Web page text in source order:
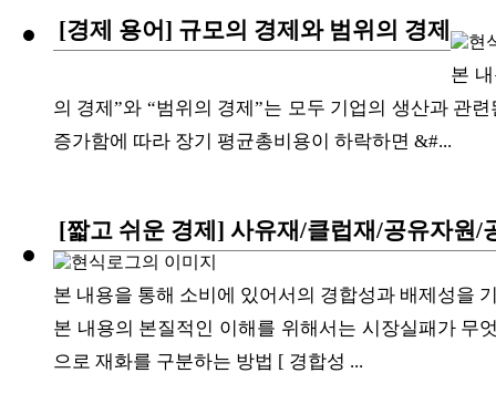
[경제 용어] 규모의 경제와 범위의 경제
본
의 경제”와 “범위의 경제”는 모두 기업의 생산과 관
증가함에 따라 장기 평균총비용이 하락하면 &#...
[짧고 쉬운 경제] 사유재/클럽재/공유자원/
본 내용을 통해 소비에 있어서의 경합성과 배제성을
본 내용의 본질적인 이해를 위해서는 시장실패가 무
으로 재화를 구분하는 방법 [ 경합성 ...